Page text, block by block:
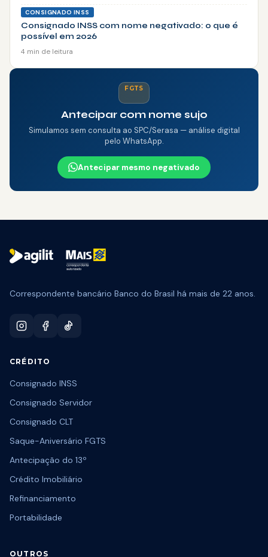
CONSIGNADO INSS
Consignado INSS com nome negativado: o que é
possível em 2026
4 min de leitura
FGTS
Antecipar com nome sujo
Simulamos sem consulta ao SPC/Serasa — análise digital
pelo WhatsApp.
Antecipar mesmo negativado
Pode Parcelar:
Aproveitar →
Correspondente bancário Banco do Brasil há mais de 22 anos.
CRÉDITO
Consignado INSS
Consignado Servidor
Consignado CLT
Saque-Aniversário FGTS
Antecipação do 13º
Crédito Imobiliário
Refinanciamento
Portabilidade
OUTROS